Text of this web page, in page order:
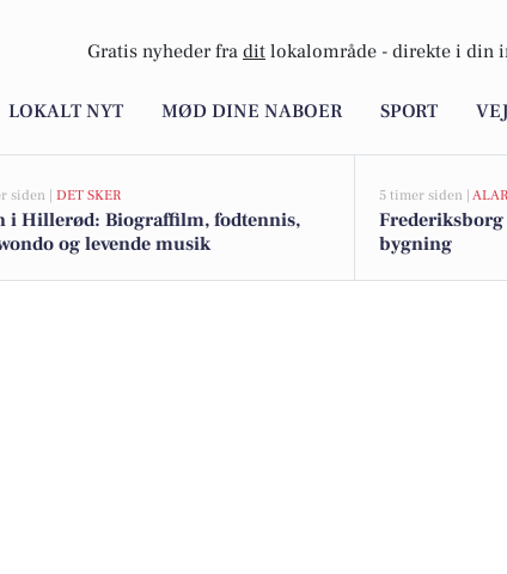
Gratis nyheder fra dit lokalområde - direkte i din
LOKALT NYT MØD DINE NABOER SPORT
siden | DET SKER
i Hillerød: Biograffilm, fodtennis,
og levende musik
5 timer siden |
bygning